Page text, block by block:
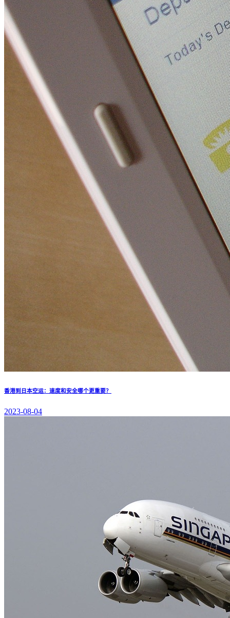
香港到日本空运：速度和安全哪个更重要？
2023-08-04